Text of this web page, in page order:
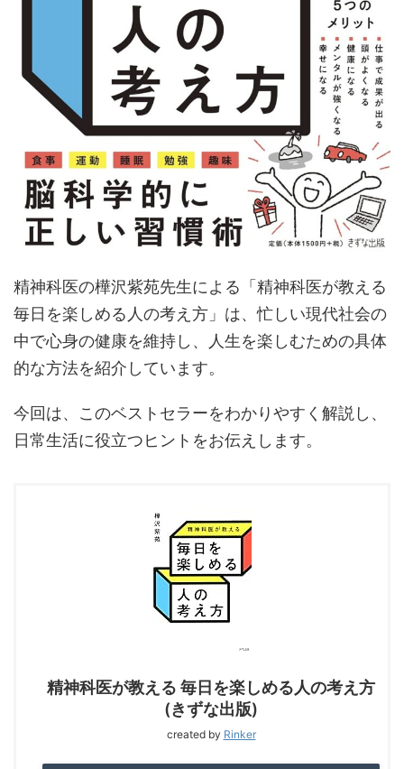
精神科医の樺沢紫苑先生による「精神科医が教える
毎日を楽しめる人の考え方」は、忙しい現代社会の
中で心身の健康を維持し、人生を楽しむための具体
的な方法を紹介しています。
今回は、このベストセラーをわかりやすく解説し、
日常生活に役立つヒントをお伝えします。
精神科医が教える 毎日を楽しめる人の考え方
(きずな出版)
created by Rinker